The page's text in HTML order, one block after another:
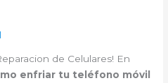
de Celulares! En
enfriar tu teléfono móvil